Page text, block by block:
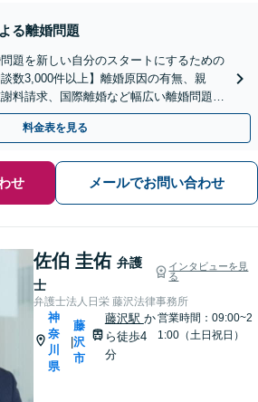
る離婚問題
題を新しい自分のスタートにするための
数3,000件以上】離婚原因の有無、親
料請求、国際離婚など幅広い離婚問題に
【夜間・休日相談可】
料金表を見る
せ メールでお問い合わせ
佐伯 圭佑 弁護
士
インタビューを見
る
弁護士法人日栄 藤沢法律事務所
神
奈
川
県
|
藤
沢
市
藤沢駅 か
ら徒歩4
分
営業時間：09:00~2
1:00（土日祝日）